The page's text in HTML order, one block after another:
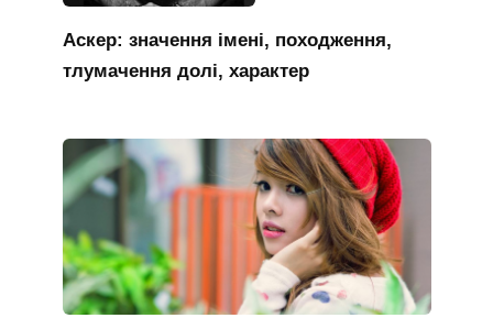
Аскер: значення імені, походження,
тлумачення долі, характер